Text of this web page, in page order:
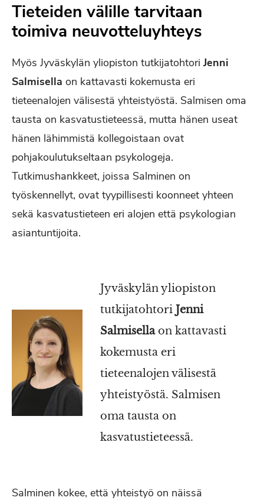
Tieteiden välille tarvitaan
toimiva neuvotteluyhteys
Myös Jyväskylän yliopiston tutkijatohtori Jenni
Salmisella on kattavasti kokemusta eri
tieteenalojen välisestä yhteistyöstä. Salmisen oma
tausta on kasvatustieteessä, mutta hänen useat
hänen lähimmistä kollegoistaan ovat
pohjakoulutukseltaan psykologeja.
Tutkimushankkeet, joissa Salminen on
työskennellyt, ovat tyypillisesti koonneet yhteen
sekä kasvatustieteen eri alojen että psykologian
asiantuntijoita.
Jyväskylän yliopiston
tutkijatohtori Jenni
Salmisellaon kattavasti
kokemusta eri
tieteenalojen välisestä
yhteistyöstä. Salmisen
oma tausta on
kasvatustieteessä.
Salminen kokee, että yhteistyö on näissä